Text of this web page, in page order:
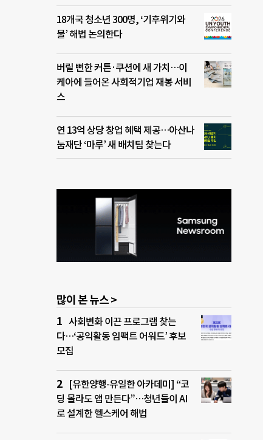
18개국 청소년 300명, ‘기후위기와
물’ 해법 논의한다
버릴 뻔한 커튼·쿠션에 새 가치…이
케아에 들어온 사회적기업 재봉 서비
스
연 13억 상당 창업 혜택 제공…아산나
눔재단 ‘마루’ 새 배치팀 찾는다
많이 본 뉴스 >
사회변화 이끈 프로그램 찾는
다…‘공익활동 임팩트 어워드’ 후보
모집
[유한양행-유일한 아카데미] “코
딩 몰라도 앱 만든다”…청년들이 AI
로 설계한 헬스케어 해법